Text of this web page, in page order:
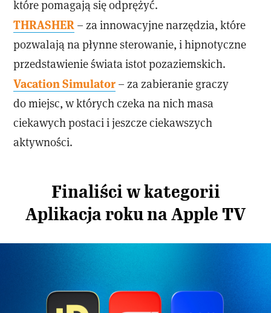
które pomagają się odprężyć.
THRASHER – za innowacyjne narzędzia, które
pozwalają na płynne sterowanie, i hipnotyczne
przedstawienie świata istot pozaziemskich.
Vacation Simulator – za zabieranie graczy
do miejsc, w których czeka na nich masa
ciekawych postaci i jeszcze ciekawszych
aktywności.
Finaliści w kategorii
Aplikacja roku na Apple TV